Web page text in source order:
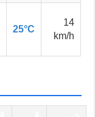
25°C
14
km/h